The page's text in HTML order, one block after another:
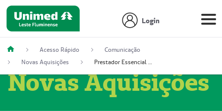
Login
Acesso Rápido
Comunicação
Novas Aquisições
Prestador Essencial Gestão em Saúde Ereli (51004354-7)
Novas Aquisições